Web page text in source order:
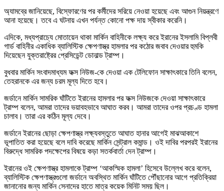
অ্যামব্রে জানিয়েছে, বিস্ফোরণের পর কর্মীদের সরিয়ে নেওয়া হয়েছে এবং আগুন নিয়ন্ত্রণে
আনা হয়েছে। তবে এ ঘটনায় এখন পর্যন্ত কোনো পক্ষ দায় স্বীকার করেনি।
এদিকে, মধ্যপ্রাচ্যে মোতায়েন থাকা মার্কিন বাহিনীকে লক্ষ্য করে ইরানের ইসলামি বিপ্লবী
গার্ড বাহিনীর একাধিক ব্যালিস্টিক ক্ষেপণাস্ত্র হামলার পর কঠোর জবাব দেওয়ার হুমকি
দিয়েছেন যুক্তরাষ্ট্রের প্রেসিডেন্ট ডোনাল্ড ট্রাম্প।
বুধবার মার্কিন সংবাদমাধ্যম ফক্স নিউজ-কে দেওয়া এক টেলিফোন সাক্ষাৎকারে তিনি বলেন,
তেহরানকে এর জন্য চরম মূল্য দিতে হবে।
জর্ডানে মার্কিন সামরিক ঘাঁটিতে ইরানের হামলার পর ফক্স নিউজকে দেওয়া সাক্ষাৎকারে
ট্রাম্প বলেন, আমরা তাদের ভয়াবহভাবে আঘাত করব। আমরা তাদের ওপর প্রচণ্ড হামলা
চালাব। তারা এর কঠিন মূল্য দেবে।
জর্ডানে ইরানের ছোড়া ক্ষেপণাস্ত্র লক্ষ্যবস্তুতে আঘাত হানার আগেই মাঝআকাশে
ভূপাতিত করা হয়েছে বলে দাবি করেছে মার্কিন সেন্ট্রাল কমান্ড। ওই দাবির পরপরই ইরানের
বিরুদ্ধে সামরিক পদক্ষেপের বিষয়ে কড়া সতর্কবার্তা দেন ট্রাম্প।
ইরানের ওই ক্ষেপণাস্ত্র হামলাকে ট্রাম্প ‘আকস্মিক হামলা’ হিসেবে উল্লেখ করে বলেন,
ব্যালিস্টিক ক্ষেপণাস্ত্রগুলো জর্ডানে অবস্থিত মার্কিন ঘাঁটিতে পৌঁছানোর আগে প্রতিক্রিয়া
জানানোর জন্য মার্কিন সেনাদের হাতে মাত্র কয়েক মিনিট সময় ছিল।